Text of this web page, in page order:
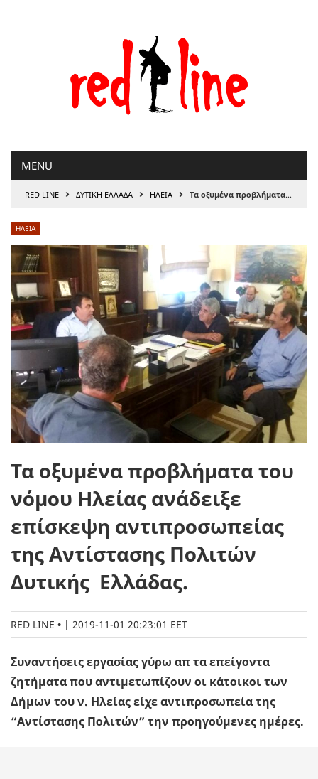
MENU
RED LINE › ΔΥΤΙΚΗ ΕΛΛΑΔΑ › ΗΛΕΙΑ › Τα οξυμένα προβλήματα του νόμου Ηλείας ανάδειξε επίσκεψη αντιπροσωπείας της Αντίστασης Πολιτών Δυτικής Ελλάδας.
ΗΛΕΙΑ
Τα οξυμένα προβλήματα του
νόμου Ηλείας ανάδειξε
επίσκεψη αντιπροσωπείας
της Αντίστασης Πολιτών
Δυτικής Ελλάδας.
RED LINE | 2019-11-01 20:23:01 EET
Συναντήσεις εργασίας γύρω απ τα επείγοντα
ζητήματα που αντιμετωπίζουν οι κάτοικοι των
Δήμων του ν. Ηλείας είχε αντιπροσωπεία της
“Αντίστασης Πολιτών” την προηγούμενες ημέρες.